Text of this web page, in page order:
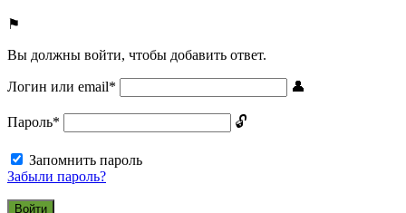
Вы должны войти, чтобы добавить ответ.
Логин или email*
Пароль*
Запомнить пароль
Забыли пароль?